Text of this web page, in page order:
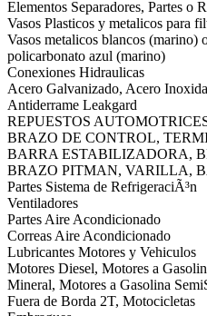
Elementos Separadores, Partes o
Vasos Plasticos y metalicos para
Vasos metalicos blancos (marino)
policarbonato azul (marino)
Conexiones Hidraulicas
Acero Galvanizado, Acero
Antiderrame Leakgard
REPUESTOS
BRAZO DE CONTROL,
BARRA ESTABILIZADORA,
BRAZO PITMAN, VARILLA,
Partes Sistema de RefrigeraciÃ³n
Ventiladores
Partes Aire Acondicionado
Correas Aire Acondicionado
Lubricantes Motores y Vehiculos
Motores Diesel, Motores a
Mineral, Motores a Gasolina
Fuera de Borda 2T, Motocicletas